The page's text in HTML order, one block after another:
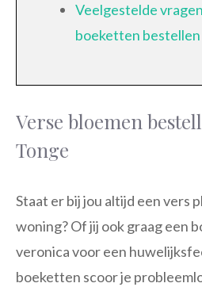
Veelgestelde
boeketten bestellen
Verse bloemen
Tonge
Staat er bij jou altijd een vers
woning? Of jij ook graag een
veronica voor een
boeketten scoor je